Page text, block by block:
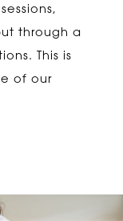
through a
This is
of our